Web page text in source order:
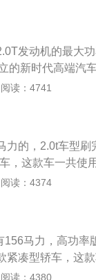
最大扭矩，能在
最大扭矩，搭载
发动机的最大
的新时代高端汽
合开发的中级车
不同，马力是用
的快慢，做工快
力的大小判断该
阅读：4741
力的，2.0t车型
，这款车一共使
版1.5升涡轮增
功率，可以在
喷技术，并且使
和265牛米的最
到4000转每分
阅读：4374
马力，高功率
紧凑型轿车，这
发动机的最大功
阅读：4380